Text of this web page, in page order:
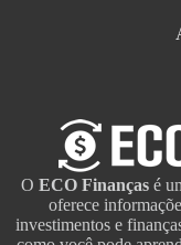
OECO Finanças é
oferece
investimentos e